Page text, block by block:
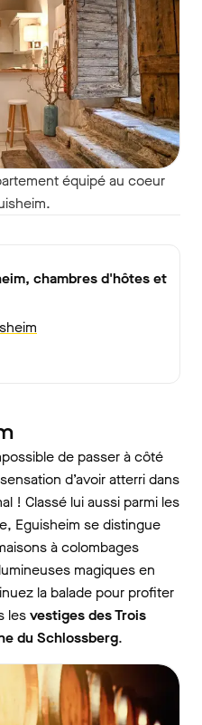
équipé au coeur
chambres d'hôtes et
de passer à côté
d’avoir atterri dans
! Classé lui aussi parmi les
Eguisheim se distingue
à colombages
magiques en
la balade pour profiter
lesvestiges des Trois
du Schlossberg.